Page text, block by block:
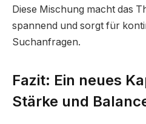
Diese Mischung macht das
spannend und sorgt für
Suchanfragen.
Fazit: Ein neues
Stärke und